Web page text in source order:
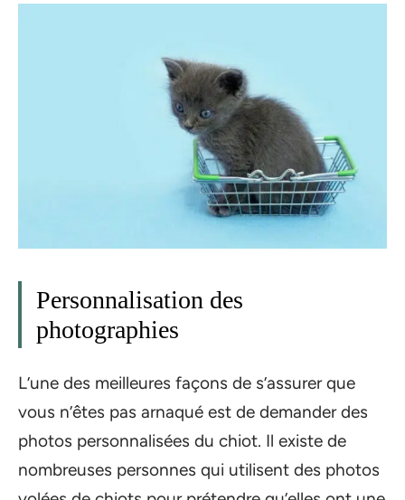
Personnalisation des
photographies
L’une des meilleures façons de s’assurer que
vous n’êtes pas arnaqué est de demander des
photos personnalisées du chiot. Il existe de
nombreuses personnes qui utilisent des photos